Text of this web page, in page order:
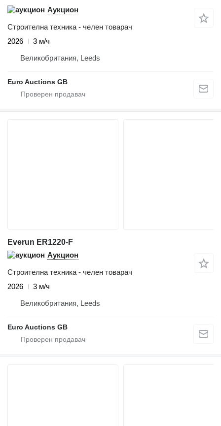
Аукцион
Строителна техника - челен товарач
2026
3 м/ч
Великобритания, Leeds
Euro Auctions GB
Everun ER1220-F
Аукцион
Строителна техника - челен товарач
2026
3 м/ч
Великобритания, Leeds
Euro Auctions GB